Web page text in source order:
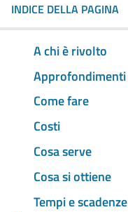
INDICE DELLA PAGINA
A chi è rivolto
Approfondimenti
Come fare
Costi
Cosa serve
Cosa si ottiene
Tempi e scadenze